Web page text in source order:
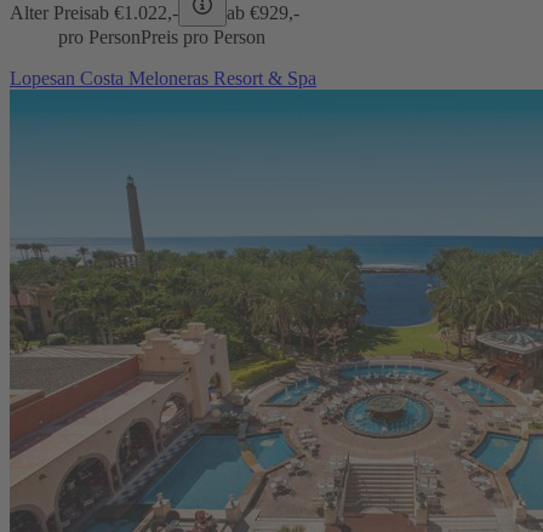
Alter Preisab €1.022,- ab €929,-
pro PersonPreis pro Person
Lopesan Costa Meloneras Resort & Spa